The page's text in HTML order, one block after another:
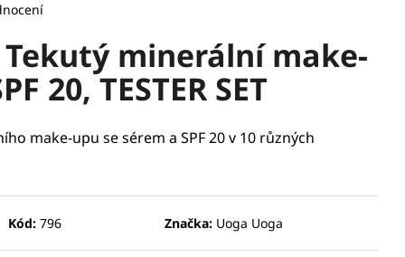
Tekutý minerální make-
20, TESTER SET
make-upu se sérem a SPF 20 v 10 různých
Kód: 796 Značka: Uoga Uoga